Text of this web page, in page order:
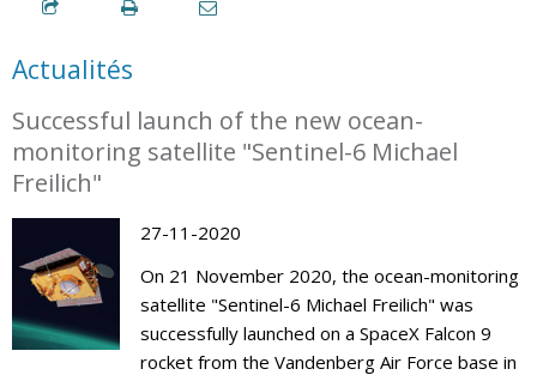
Actualités
Successful launch of the new ocean-
monitoring satellite "Sentinel-6 Michael
Freilich"
27-11-2020
On 21 November 2020, the ocean-monitoring
satellite "Sentinel-6 Michael Freilich" was
successfully launched on a SpaceX Falcon 9
rocket from the Vandenberg Air Force base in